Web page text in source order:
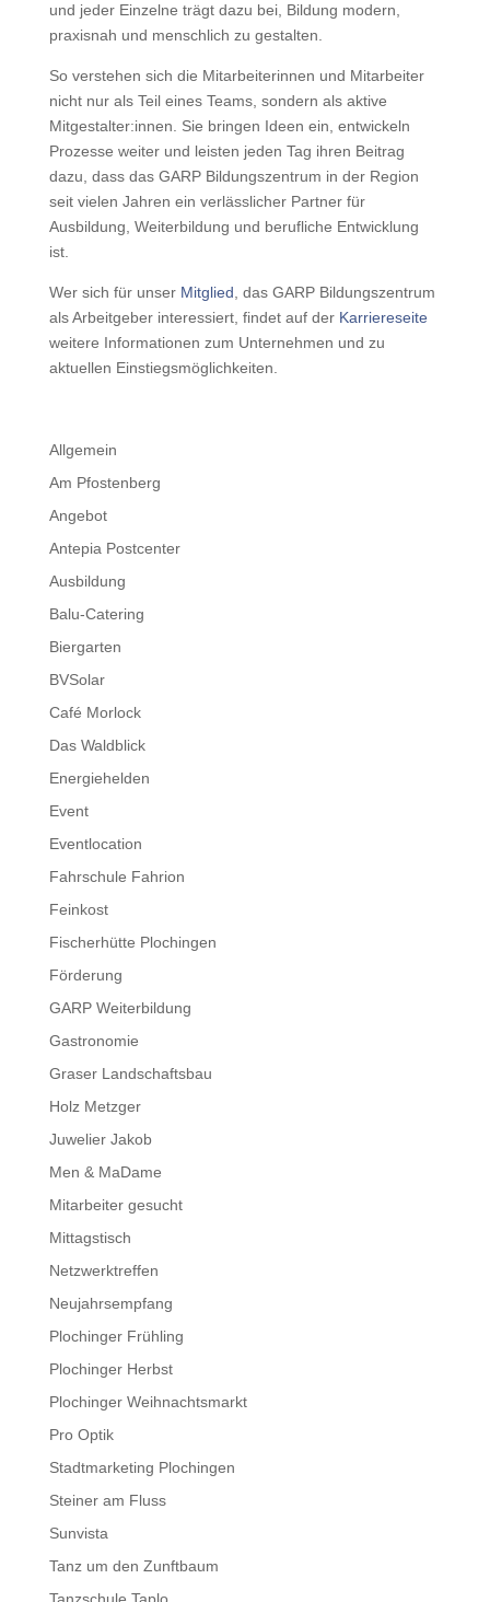
und jeder Einzelne trägt dazu bei, Bildung modern,
praxisnah und menschlich zu gestalten.
So verstehen sich die Mitarbeiterinnen und Mitarbeiter
nicht nur als Teil eines Teams, sondern als aktive
Mitgestalter:innen. Sie bringen Ideen ein, entwickeln
Prozesse weiter und leisten jeden Tag ihren Beitrag
dazu, dass das GARP Bildungszentrum in der Region
seit vielen Jahren ein verlässlicher Partner für
Ausbildung, Weiterbildung und berufliche Entwicklung
ist.
Wer sich für unserMitglied, das GARP Bildungszentrum
als Arbeitgeber interessiert, findet auf derKarriereseite
weitere Informationen zum Unternehmen und zu
aktuellen Einstiegsmöglichkeiten.
Allgemein
Am Pfostenberg
Angebot
Antepia Postcenter
Ausbildung
Balu-Catering
Biergarten
BVSolar
Café Morlock
Das Waldblick
Energiehelden
Event
Eventlocation
Fahrschule Fahrion
Feinkost
Fischerhütte Plochingen
Förderung
GARP Weiterbildung
Gastronomie
Graser Landschaftsbau
Holz Metzger
Juwelier Jakob
Men & MaDame
Mitarbeiter gesucht
Mittagstisch
Netzwerktreffen
Neujahrsempfang
Plochinger Frühling
Plochinger Herbst
Plochinger Weihnachtsmarkt
Pro Optik
Stadtmarketing Plochingen
Steiner am Fluss
Sunvista
Tanz um den Zunftbaum